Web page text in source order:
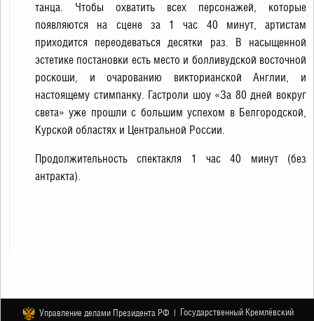
танца. Чтобы охватить всех персонажей, которые
появляются на сцене за 1 час 40 минут, артистам
приходится переодеваться десятки раз. В насыщенной
эстетике постановки есть место и болливудской восточной
роскоши, и очарованию викторианской Англии, и
настоящему стимпанку. Гастроли шоу «За 80 дней вокруг
света» уже прошли с большим успехом в Белгородской,
Курской областях и Центральной России.
Продолжительность спектакля 1 час 40 минут (без
антракта).
Управление делами Президента РФ | Государственный Кремлёвский